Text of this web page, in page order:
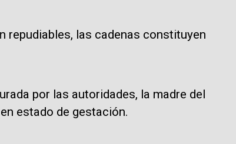
repudiables, las cadenas constituyen
por las autoridades, la madre del
estado de gestación.